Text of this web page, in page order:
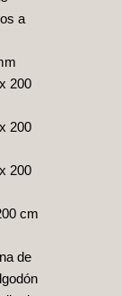
a
200
200
200
cm
de